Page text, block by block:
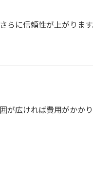
に信頼性が上がります
広ければ費用がかかり